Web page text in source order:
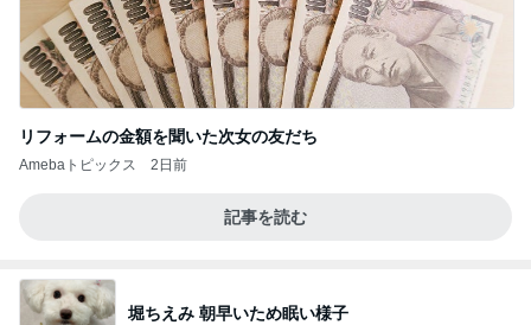
リフォームの金額を聞いた次女の友だち
Amebaトピックス 2日前
記事を読む
堀ちえみ 朝早いため眠い様子